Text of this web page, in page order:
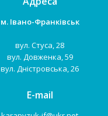
м. Івано-Франківськ
вул. Стуса, 28
вул. Довженка, 59
вул. Дністровська, 26
E-mail